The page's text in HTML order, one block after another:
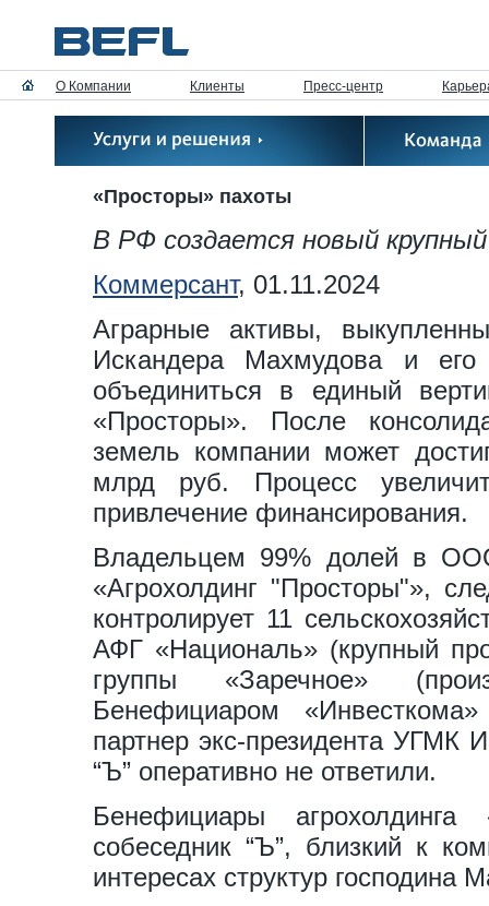
О Компании Клиенты Пресс-центр
«Просторы» пахоты
В РФ создается новый крупный
Коммерсант, 01.11.2024
Аграрные активы,
Искандера Махмудова и
объединиться в единый
«Просторы». После
земель компании может
млрд руб. Процесс
привлечение финансирования.
Владельцем 99% долей в
«Агрохолдинг "Просторы"»,
контролирует 11
АФГ «Националь» (крупный
группы «Заречное»
Бенефициаром
партнер экс-президента УГМК
“Ъ” оперативно не ответили.
Бенефициары
собеседник “Ъ”, близкий к
интересах структур господина